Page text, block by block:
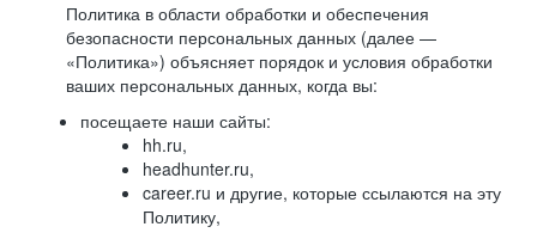
Политика в области обработки и обеспечения
безопасности персональных данных (далее —
«Политика») объясняет порядок и условия обработки
ваших персональных данных, когда вы:
посещаете наши сайты:
hh.ru,
headhunter.ru,
career.ru и другие, которые ссылаются на эту
Политику,